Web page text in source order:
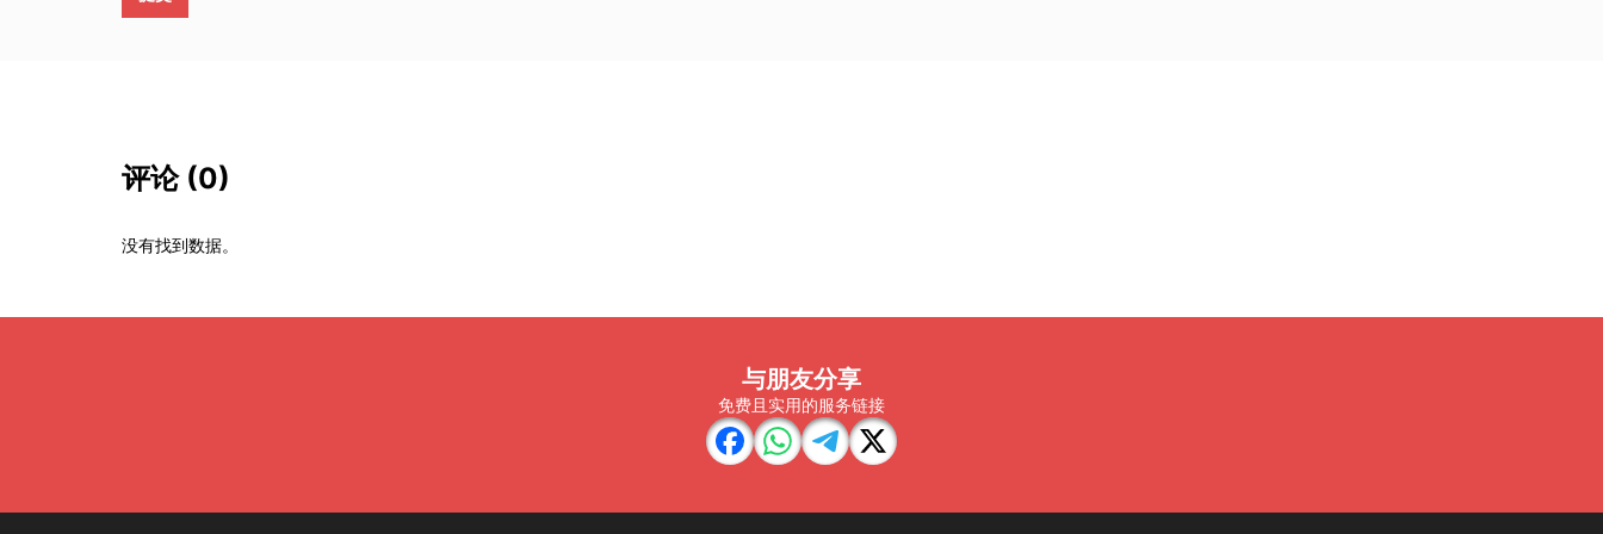
评论 (0)
没有找到数据。
与朋友分享
免费且实用的服务链接